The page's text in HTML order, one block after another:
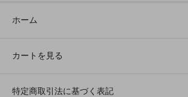
ホーム
カートを見る
特定商取引法に基づく表記